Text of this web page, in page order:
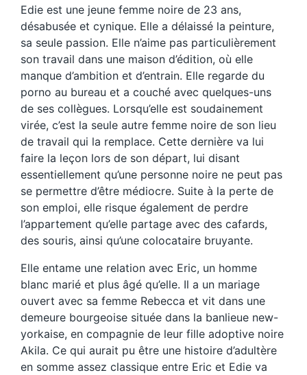
Edie est une jeune femme noire de 23 ans,
désabusée et cynique. Elle a délaissé la peinture,
sa seule passion. Elle n’aime pas particulièrement
son travail dans une maison d’édition, où elle
manque d’ambition et d’entrain. Elle regarde du
porno au bureau et a couché avec quelques-uns
de ses collègues. Lorsqu’elle est soudainement
virée, c’est la seule autre femme noire de son lieu
de travail qui la remplace. Cette dernière va lui
faire la leçon lors de son départ, lui disant
essentiellement qu’une personne noire ne peut pas
se permettre d’être médiocre. Suite à la perte de
son emploi, elle risque également de perdre
l’appartement qu’elle partage avec des cafards,
des souris, ainsi qu’une colocataire bruyante.
Elle entame une relation avec Eric, un homme
blanc marié et plus âgé qu’elle. Il a un mariage
ouvert avec sa femme Rebecca et vit dans une
demeure bourgeoise située dans la banlieue new-
yorkaise, en compagnie de leur fille adoptive noire
Akila. Ce qui aurait pu être une histoire d’adultère
en somme assez classique entre Eric et Edie va